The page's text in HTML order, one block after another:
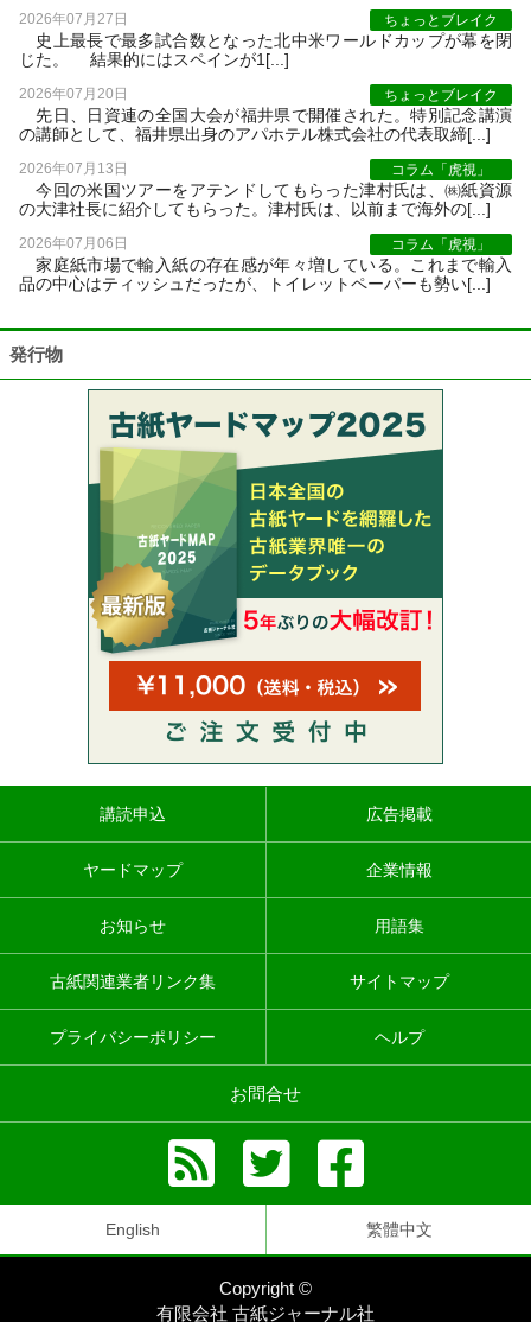
2026年07月27日 ちょっとブレイク
史上最長で最多試合数となった北中米ワールドカップが幕を閉
じた。 結果的にはスペインが1[...]
2026年07月20日 ちょっとブレイク
先日、日資連の全国大会が福井県で開催された。特別記念講演
の講師として、福井県出身のアパホテル株式会社の代表取締[...]
2026年07月13日 コラム「虎視」
今回の米国ツアーをアテンドしてもらった津村氏は、㈱紙資源
の大津社長に紹介してもらった。津村氏は、以前まで海外の[...]
2026年07月06日 コラム「虎視」
家庭紙市場で輸入紙の存在感が年々増している。これまで輸入
品の中心はティッシュだったが、トイレットペーパーも勢い[...]
発行物
講読申込 広告掲載
ヤードマップ 企業情報
お知らせ 用語集
古紙関連業者リンク集 サイトマップ
プライバシーポリシー ヘルプ
お問合せ
English 繁體中文
Copyright ©
有限会社 古紙ジャーナル社